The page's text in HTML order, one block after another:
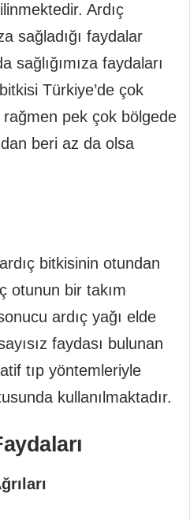
Ardıç
sağladığı faydalar
sağlığımıza faydaları
Türkiye’de çok
pek çok bölgede
beri az da olsa
bitkisinin otundan
otunun bir takım
ardıç yağı elde
faydası bulunan
tıp yöntemleriyle
kullanılmaktadır.